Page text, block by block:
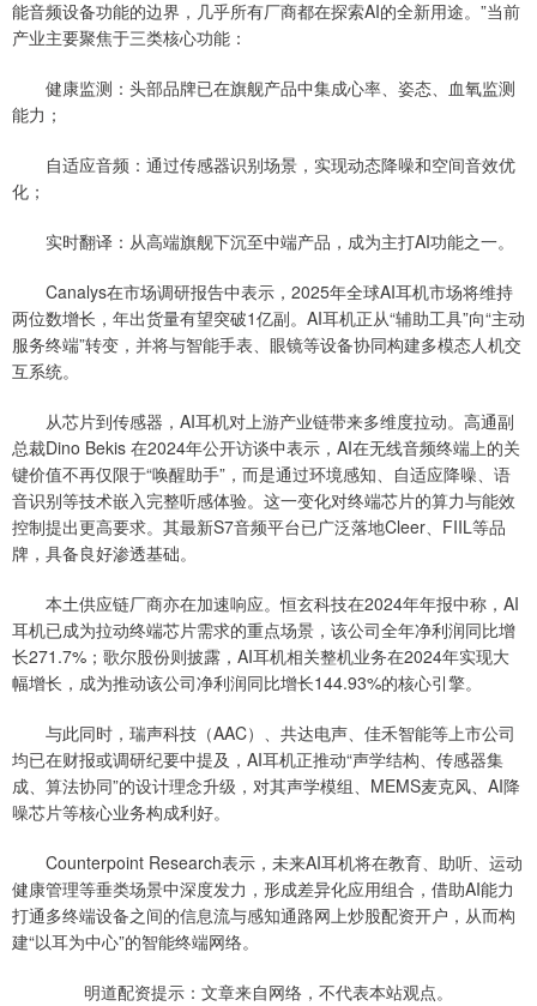
能音频设备功能的边界，几乎所有厂商都在探索AI的全新用途。”当前
产业主要聚焦于三类核心功能：
健康监测：头部品牌已在旗舰产品中集成心率、姿态、血氧监测
能力；
自适应音频：通过传感器识别场景，实现动态降噪和空间音效优
化；
实时翻译：从高端旗舰下沉至中端产品，成为主打AI功能之一。
Canalys在市场调研报告中表示，2025年全球AI耳机市场将维持
两位数增长，年出货量有望突破1亿副。AI耳机正从“辅助工具”向“主动
服务终端”转变，并将与智能手表、眼镜等设备协同构建多模态人机交
互系统。
从芯片到传感器，AI耳机对上游产业链带来多维度拉动。高通副
总裁Dino Bekis 在2024年公开访谈中表示，AI在无线音频终端上的关
键价值不再仅限于“唤醒助手”，而是通过环境感知、自适应降噪、语
音识别等技术嵌入完整听感体验。这一变化对终端芯片的算力与能效
控制提出更高要求。其最新S7音频平台已广泛落地Cleer、FIIL等品
牌，具备良好渗透基础。
本土供应链厂商亦在加速响应。恒玄科技在2024年年报中称，AI
耳机已成为拉动终端芯片需求的重点场景，该公司全年净利润同比增
长271.7%；歌尔股份则披露，AI耳机相关整机业务在2024年实现大
幅增长，成为推动该公司净利润同比增长144.93%的核心引擎。
与此同时，瑞声科技（AAC）、共达电声、佳禾智能等上市公司
均已在财报或调研纪要中提及，AI耳机正推动“声学结构、传感器集
成、算法协同”的设计理念升级，对其声学模组、MEMS麦克风、AI降
噪芯片等核心业务构成利好。
Counterpoint Research表示，未来AI耳机将在教育、助听、运动
健康管理等垂类场景中深度发力，形成差异化应用组合，借助AI能力
打通多终端设备之间的信息流与感知通路网上炒股配资开户，从而构
建“以耳为中心”的智能终端网络。
明道配资提示：文章来自网络，不代表本站观点。